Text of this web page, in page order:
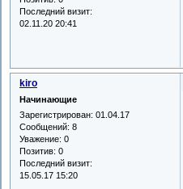
Последний визит:
02.11.20 20:41
kiro
Начинающие
Зарегистрирован: 01.04.17
Сообщений: 8
Уважение: 0
Позитив: 0
Последний визит:
15.05.17 15:20